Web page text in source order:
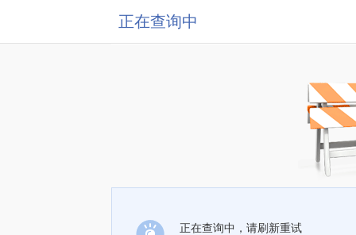
正在查询中
正在查询中，请刷新重试